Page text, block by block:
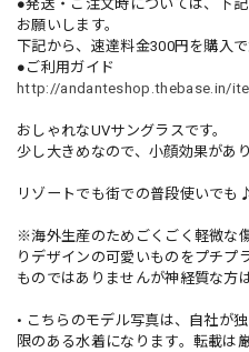
●発送・ご注文時については、下
お願いします。
下記から、速達料金300円を購入
●ご利用ガイド
http://andanteshop.thebase.in/
おしゃれなUVサングラスです。
少し大きめなので、小顔効果があ
リゾートでも街での普段使いでも♪
※海外生産のためごくごく軽微な
りデザインの可愛いものをプチプ
ものではありませんが神経質な方
• こちらのモデル写真は、自社が
限のある水着になります。転載は